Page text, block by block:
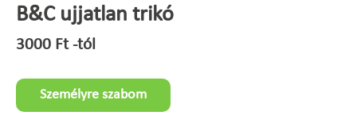
B&C ujjatlan trikó
3000 Ft-tól
Személyre szabom